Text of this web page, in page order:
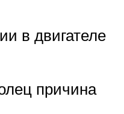
в двигателе
причина